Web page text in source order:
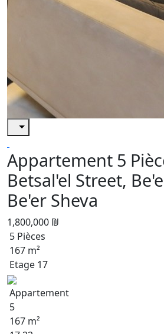
Appartement 5
Betsal'el Street,
Be'er Sheva
1,800,000 ₪
5 Pièces
167 m²
Etage 17
Appartement
5
167 m²